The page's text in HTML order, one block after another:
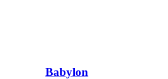
Babylon